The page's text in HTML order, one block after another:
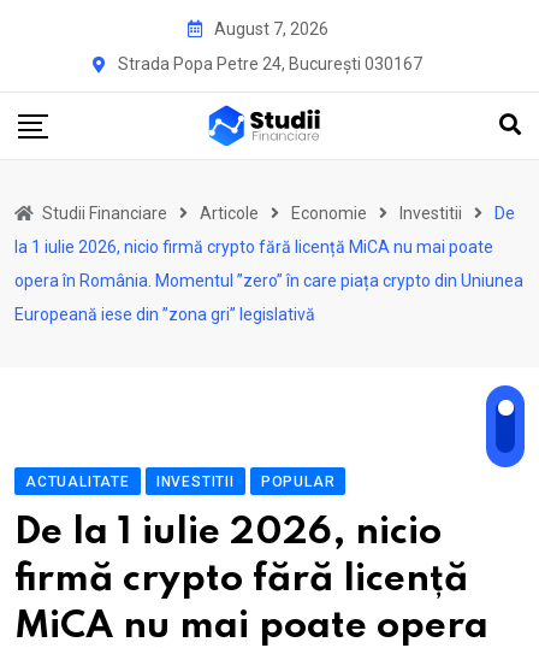
August 7, 2026
Strada Popa Petre 24, București 030167
Studii Financiare Articole Economie Investitii
De
la 1 iulie 2026, nicio firmă crypto fără licență MiCA nu mai poate
opera în România. Momentul ”zero” în care piața crypto din Uniunea
Europeană iese din ”zona gri” legislativă
ACTUALITATE INVESTITII POPULAR
De la 1 iulie 2026, nicio
firmă crypto fără licență
MiCA nu mai poate opera